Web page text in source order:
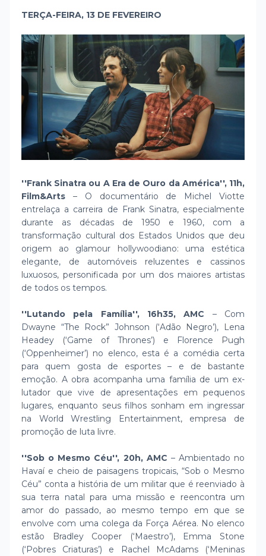
TERÇA-FEIRA, 13 DE FEVEREIRO
''Frank Sinatra ou A Era de Ouro da América'', 11h,
Film&Arts – O documentário de Michel Viotte
entrelaça a carreira de Frank Sinatra, especialmente
durante as décadas de 1950 e 1960, com a
transformação cultural dos Estados Unidos que deu
origem ao glamour hollywoodiano: uma estética
elegante, de automóveis reluzentes e cassinos
luxuosos, personificada por um dos maiores artistas
de todos os tempos.
''Lutando pela Família'', 16h35, AMC – Com
Dwayne “The Rock” Johnson (‘Adão Negro’), Lena
Headey (‘Game of Thrones’) e Florence Pugh
(‘Oppenheimer’) no elenco, esta é a comédia certa
para quem gosta de esportes – e de bastante
emoção. A obra acompanha uma família de um ex-
lutador que vive de apresentações em pequenos
lugares, enquanto seus filhos sonham em ingressar
na World Wrestling Entertainment, empresa de
promoção de luta livre.
''Sob o Mesmo Céu'', 20h, AMC – Ambientado no
Havaí e cheio de paisagens tropicais, “Sob o Mesmo
Céu” conta a história de um militar que é reenviado à
sua terra natal para uma missão e reencontra um
amor do passado, ao mesmo tempo em que se
envolve com uma colega da Força Aérea. No elenco
estão Bradley Cooper (‘Maestro’), Emma Stone
(‘Pobres Criaturas’) e Rachel McAdams (‘Meninas